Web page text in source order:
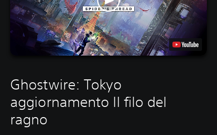
Ghostwire: Tokyo
aggiornamento Il filo del
ragno